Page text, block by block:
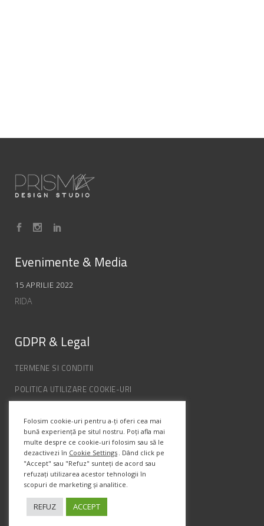
Evenimente & Media
15 APRILIE 2022
RIDA
GDPR & Legal
TERMENE SI CONDITII
POLITICA UTILIZARE COOKIE-URI
ANPC
Info Contact
Str. Semenic, Nr.1, Ap.5, Timisoara.
Telefon:(+4) 0747 066 701
Folosim cookie-uri pentru a-ți oferi cea mai
bună experiență pe situl nostru. Poți afla mai
multe despre ce cookie-uri folosim sau să le
dezactivezi în Cookie Settings . Dând click pe
"Accept" sau "Refuz" sunteți de acord sau
refuzați utilizarea acestor tehnologii în
scopuri de marketing și analitice.
REFUZ ACCEPT